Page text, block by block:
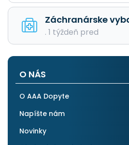
Záchranárske
. 1 týždeň pred
O NÁS
O AAA Dopyte
Napíšte nám
Novinky